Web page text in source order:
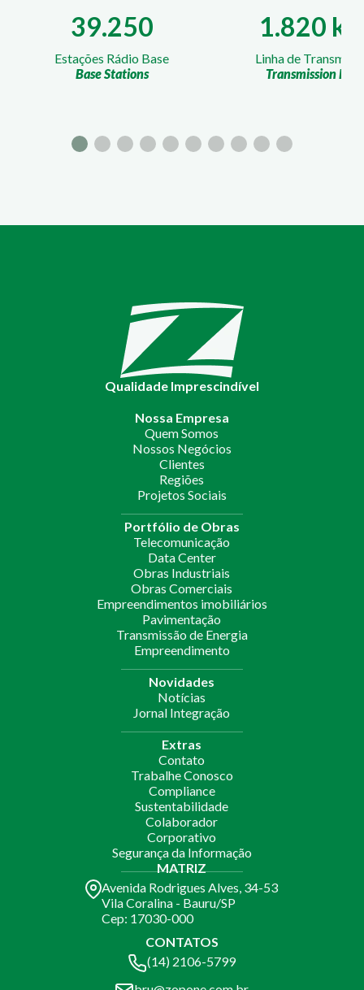
39.250
Estações Rádio Base
Base Stations
1.820
Linha de
Transmission Line
Qualidade Imprescindível
Nossa Empresa
Quem Somos
Nossos Negócios
Clientes
Regiões
Projetos Sociais
Portfólio de Obras
Telecomunicação
Data Center
Obras Industriais
Obras Comerciais
Empreendimentos imobiliários
Pavimentação
Transmissão de Energia
Empreendimento
Novidades
Notícias
Jornal Integração
Extras
Contato
Trabalhe Conosco
Compliance
Sustentabilidade
Colaborador
Corporativo
Segurança da Informação
MATRIZ
Avenida Rodrigues Alves, 34-53
Vila Coralina - Bauru/SP
Cep: 17030-000
CONTATOS
(14) 2106-5799